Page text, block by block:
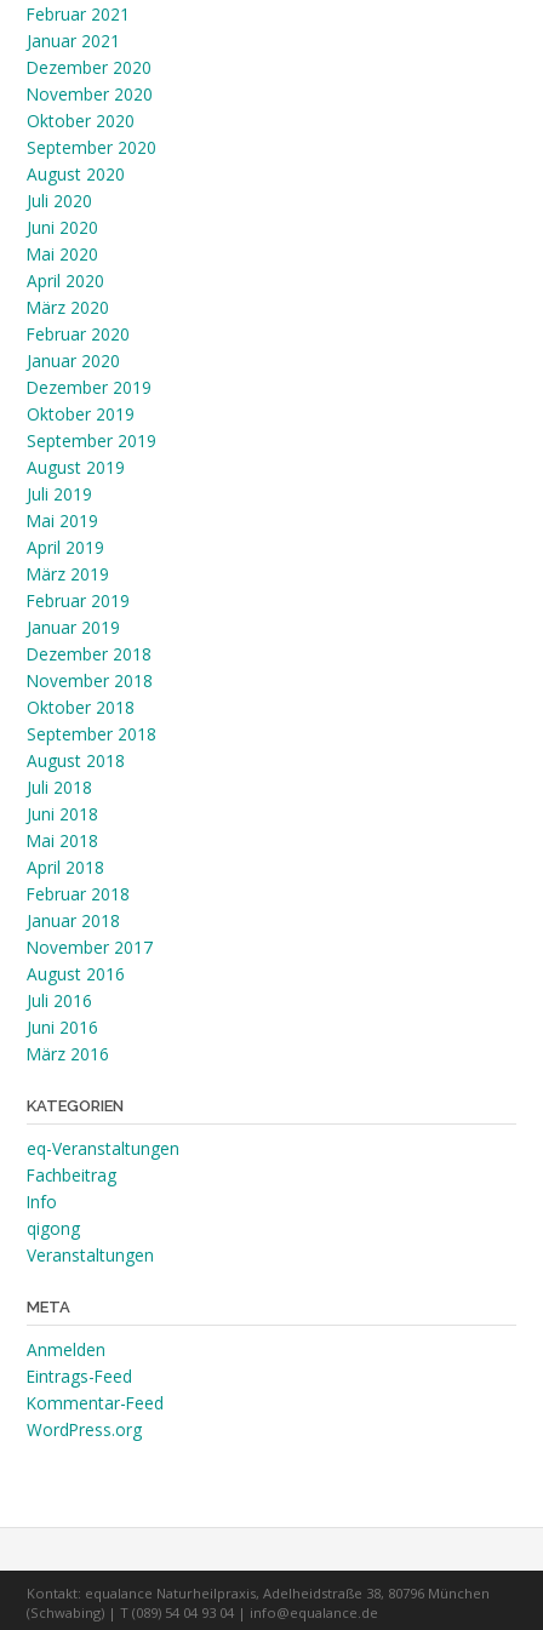
Februar 2021
Januar 2021
Dezember 2020
November 2020
Oktober 2020
September 2020
August 2020
Juli 2020
Juni 2020
Mai 2020
April 2020
März 2020
Februar 2020
Januar 2020
Dezember 2019
Oktober 2019
September 2019
August 2019
Juli 2019
Mai 2019
April 2019
März 2019
Februar 2019
Januar 2019
Dezember 2018
November 2018
Oktober 2018
September 2018
August 2018
Juli 2018
Juni 2018
Mai 2018
April 2018
Februar 2018
Januar 2018
November 2017
August 2016
Juli 2016
Juni 2016
März 2016
KATEGORIEN
eq-Veranstaltungen
Fachbeitrag
Info
qigong
Veranstaltungen
META
Anmelden
Eintrags-Feed
Kommentar-Feed
WordPress.org
Kontakt: equalance Naturheilpraxis, Adelheidstraße 38, 80796 München
(Schwabing) | T (089) 54 04 93 04 | info@equalance.de